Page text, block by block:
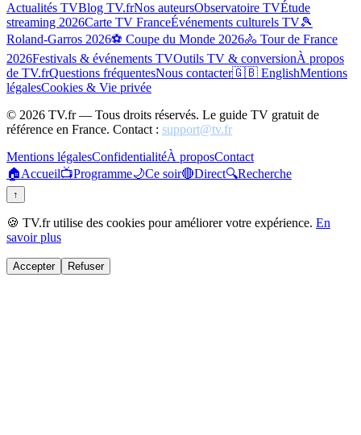
Actualités TVBlog TV.frNos auteursObservatoire TVÉtude
streaming 2026Carte TV FranceÉvénements culturels TV🎾
Roland-Garros 2026⚽ Coupe du Monde 2026🚴 Tour de France
2026Festivals & événements TVOutils TV & conversionÀ propos
de TV.frQuestions fréquentesNous contacter🇬🇧 EnglishMentions
légalesCookies & Vie privée
© 2026 TV.fr — Tous droits réservés. Le guide TV gratuit de
référence en France. Contact : support@tv.fr
Mentions légalesConfidentialitéÀ proposContact
🏠Accueil📺Programme🌙Ce soir🔴Direct🔍Recherche
↑
🍪 TV.fr utilise des cookies pour améliorer votre expérience. En
savoir plus
Accepter Refuser